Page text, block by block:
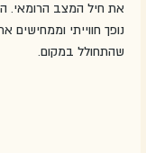
את חיל המצב הרומאי.
נופך חווייתי
שהתחולל במקום.